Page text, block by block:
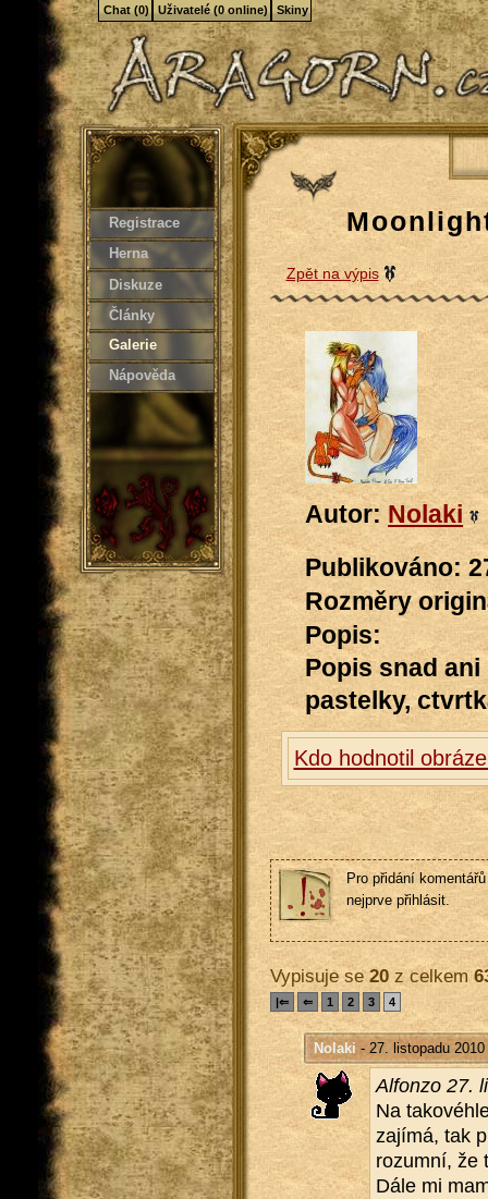
Registrace
Herna
Diskuze
Články
Galerie
Nápověda
Zpět na výpis
Autor: Nolaki
Publikováno:
Rozměry
Popis:
Popis snad
pastelky,
Kdo hodnotil
Pro přidání
nejprve přihlásit.
Vypisuje se20z celkem
|⇐ ⇐ 1 2 3 4
Nolaki - 27. listopadu 2010
Al­fon­zo 27.
Na
za­jí­má, tak
ro­zum­ní, že
Dále mi
Chat (0) Uživatelé (0 online) Skiny